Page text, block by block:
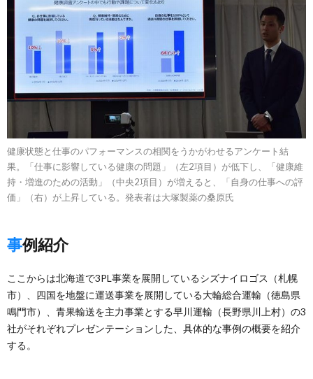
健康状態と仕事のパフォーマンスの相関をうかがわせるアンケート結
果。「仕事に影響している健康の問題」（左2項目）が低下し、「健康維
持・増進のための活動」（中央2項目）が増えると、「自身の仕事への評
価」（右）が上昇している。発表者は大塚製薬の桑原氏
事例紹介
ここからは北海道で3PL事業を展開しているシズナイロゴス（札幌
市）、四国を地盤に運送事業を展開している大輪総合運輸（徳島県
鳴門市）、青果輸送を主力事業とする早川運輸（長野県川上村）の3
社がそれぞれプレゼンテーションした、具体的な事例の概要を紹介
する。